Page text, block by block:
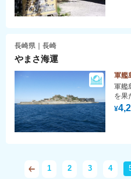
長崎県｜長崎
やまさ海運
軍艦
¥
軍艦
を果
1 2 3 4